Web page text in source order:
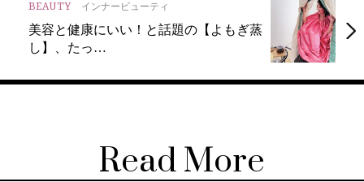
BEAUTY インナービューティ
美容と健康にいい！と話題の【よもぎ蒸
し】、たっ…
Read More